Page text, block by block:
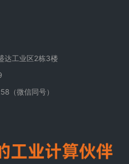
达工业区2栋3楼
（微信同号）